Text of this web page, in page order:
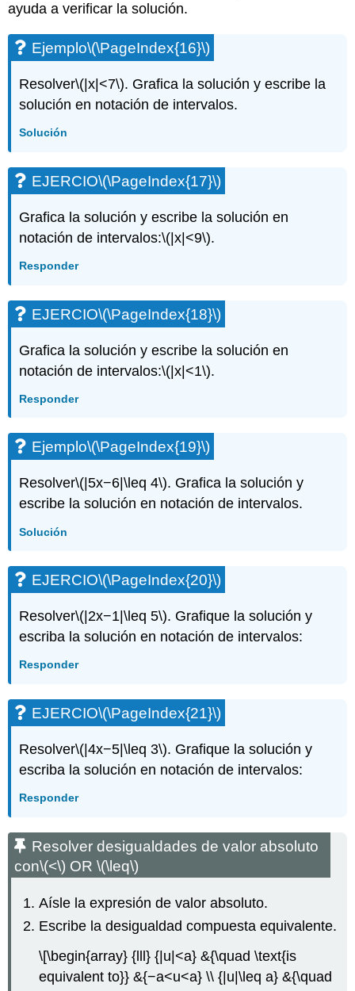
ayuda a verificar la solución.
Ejemplo\(\PageIndex{16}\)
Resolver\(|x|<7\). Grafica la solución y escribe la
solución en notación de intervalos.
Solución
EJERCIO\(\PageIndex{17}\)
Grafica la solución y escribe la solución en
notación de intervalos:\(|x|<9\).
Responder
EJERCIO\(\PageIndex{18}\)
Grafica la solución y escribe la solución en
notación de intervalos:\(|x|<1\).
Responder
Ejemplo\(\PageIndex{19}\)
Resolver\(|5x−6|\leq 4\). Grafica la solución y
escribe la solución en notación de intervalos.
Solución
EJERCIO\(\PageIndex{20}\)
Resolver\(|2x−1|\leq 5\). Grafique la solución y
escriba la solución en notación de intervalos:
Responder
EJERCIO\(\PageIndex{21}\)
Resolver\(|4x−5|\leq 3\). Grafique la solución y
escriba la solución en notación de intervalos:
Responder
Resolver desigualdades de valor absoluto
con\(<\) OR\(\leq\)
Aísle la expresión de valor absoluto.
Escribe la desigualdad compuesta equivalente.
\[\begin{array} {lll} {|u|<a} &{\quad \text{is
equivalent to}} &{−a<u<a} \\ {|u|\leq a} &{\quad